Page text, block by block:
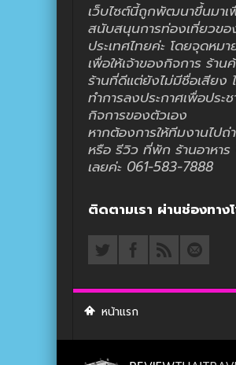
เว็บไซต์นี้ถูกพัฒนาขึ้นมาเ
สนับสนุนการท่องเที่ยวขอ
ประเทศไทยค่ะ โดยจุดหม
เพื่อให้เจ้าของกิจการ ร้าน
ร้านที่ดีแต่ยังไม่มีชื่อเสียง
ทำการลงประกาศเพื่อประ
กิจการของตัวเอง
หากต้องการให้ทีมงานไปถ่
หรือ รีวิว ที่พัก ร้านอาหาร
เลยค่ะ 061-583-7888
ติดตามเรา ผ่านช่องทาง
หน้าแรก